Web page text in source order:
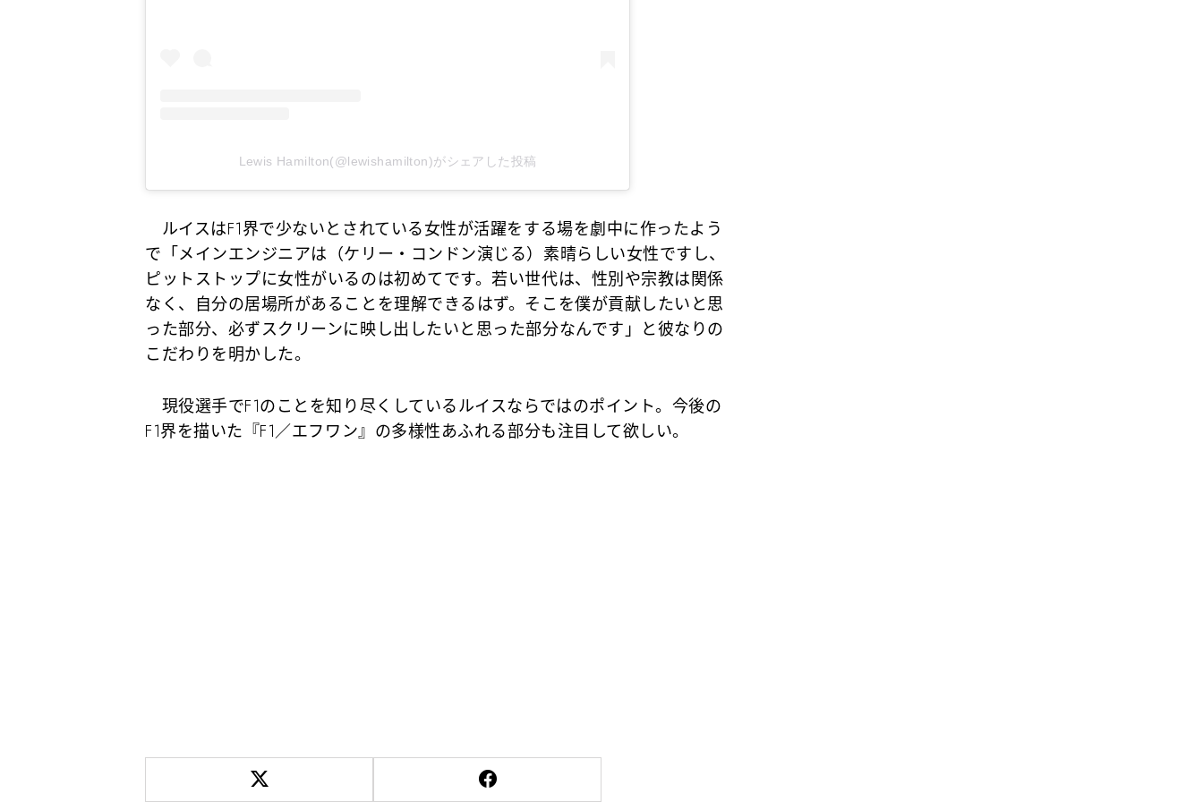
Lewis Hamilton(@lewishamilton)がシェアした投稿
ルイスはF1界で少ないとされている女性が活躍をする場を劇中に作ったよう
で「メインエンジニアは（ケリー・コンドン演じる）素晴らしい女性ですし、
ピットストップに女性がいるのは初めてです。若い世代は、性別や宗教は関係
なく、自分の居場所があることを理解できるはず。そこを僕が貢献したいと思
った部分、必ずスクリーンに映し出したいと思った部分なんです」と彼なりの
こだわりを明かした。
現役選手でF1のことを知り尽くしているルイスならではのポイント。今後の
F1界を描いた『F1／エフワン』の多様性あふれる部分も注目して欲しい。